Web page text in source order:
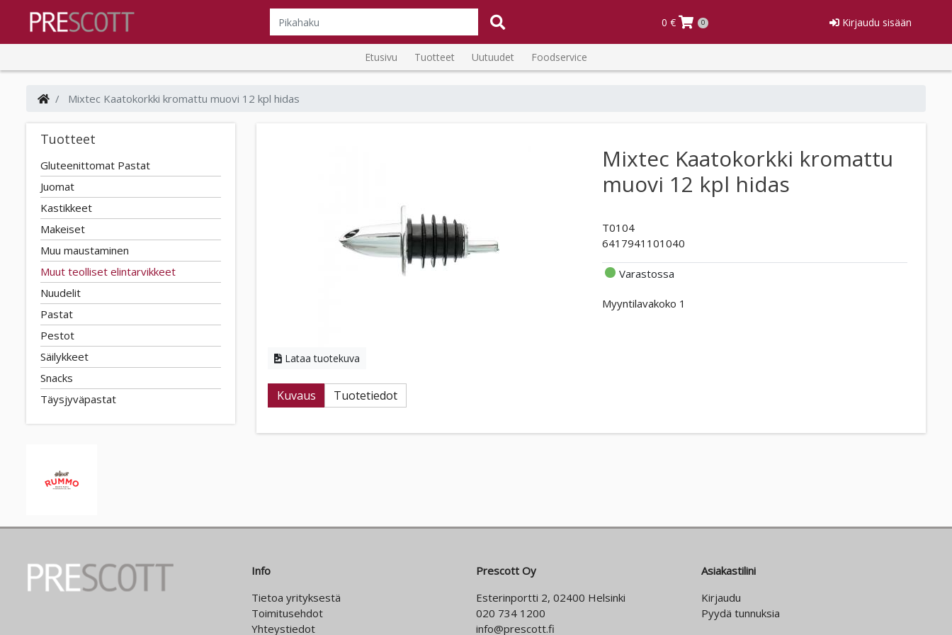
0 € 0 Kirjaudu sisään
Etusivu Tuotteet Uutuudet Foodservice
Mixtec Kaatokorkki kromattu muovi 12 kpl hidas
Tuotteet
Gluteenittomat Pastat
Juomat
Kastikkeet
Makeiset
Muu maustaminen
Muut teolliset elintarvikkeet
Nuudelit
Pastat
Pestot
Säilykkeet
Snacks
Täysjyväpastat
Lataa tuotekuva
Mixtec Kaatokorkki kromattu
muovi 12 kpl hidas
T0104
6417941101040
Varastossa
Myyntilavakoko 1
Kuvaus Tuotetiedot
Info
Tietoa yrityksestä
Toimitusehdot
Yhteystiedot
Prescott Oy
Esterinportti 2, 02400 Helsinki
020 734 1200
info@prescott.fi
Asiakastilini
Kirjaudu
Pyydä tunnuksia